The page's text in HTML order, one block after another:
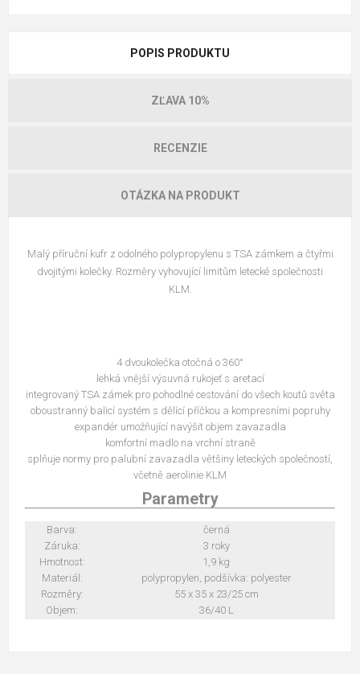
POPIS PRODUKTU
ZĽAVA 10%
RECENZIE
OTÁZKA NA PRODUKT
Malý příruční kufr z odolného polypropylenu s TSA zámkem a čtyřmi
dvojitými kolečky. Rozměry vyhovující limitům letecké společnosti
KLM.
4 dvoukolečka otočná o 360°
lehká vnější výsuvná rukojeť s aretací
integrovaný TSA zámek pro pohodlné cestování do všech koutů světa
oboustranný balicí systém s dělící příčkou a kompresními popruhy
expandér umožňující navýšit objem zavazadla
komfortní madlo na vrchní straně
splňuje normy pro palubní zavazadla většiny leteckých společností,
včetně aerolinie KLM
Parametry
Barva:
černá
Záruka:
3 roky
Hmotnost:
1,9 kg
Materiál:
polypropylen, podšívka: polyester
Rozměry:
55 x 35 x 23/25 cm
Objem:
36/40 L